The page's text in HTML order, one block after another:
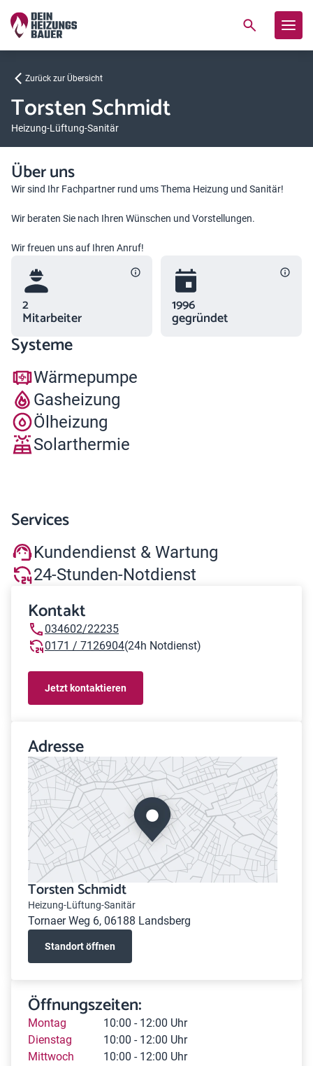
Zurück zur Übersicht
Torsten Schmidt
Heizung-Lüftung-Sanitär
Über uns
Wir sind Ihr Fachpartner rund ums Thema Heizung und Sanitär!
Wir beraten Sie nach Ihren Wünschen und Vorstellungen.
Wir freuen uns auf Ihren Anruf!
2
Mitarbeiter
1996
gegründet
Systeme
Wärmepumpe
Gasheizung
Ölheizung
Solarthermie
Services
Kundendienst & Wartung
24-Stunden-Notdienst
Kontakt
034602/22235
0171 / 7126904(24h Notdienst)
Jetzt kontaktieren
Adresse
Torsten Schmidt
Heizung-Lüftung-Sanitär
Tornaer Weg 6, 06188 Landsberg
Standort öffnen
Öffnungszeiten:
Montag
10:00 - 12:00 Uhr
Dienstag
10:00 - 12:00 Uhr
Mittwoch
10:00 - 12:00 Uhr